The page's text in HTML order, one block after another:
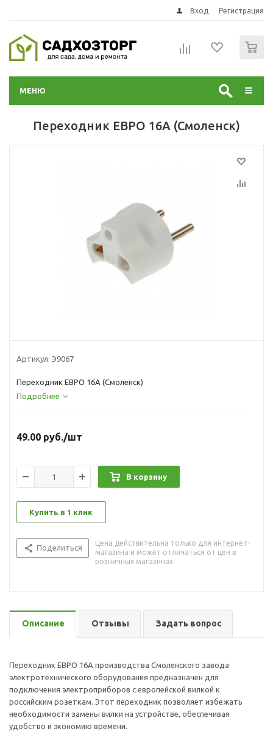
Вход Регистрация
МЕНЮ
Переходник ЕВРО 16А (Смоленск)
Артикул: Э9067
Переходник ЕВРО 16А (Смоленск)
Подробнее
49.00 руб./шт
В корзину
Купить в 1 клик
Поделиться
Цена действительна только для интернет-
магазина и может отличаться от цен в
розничных магазинах
Описание Отзывы Задать вопрос
Переходник ЕВРО 16А производства Смоленского завода
электротехнического оборудования предназначен для
подключения электроприборов с европейской вилкой к
российским розеткам. Этот переходник позволяет избежать
необходимости замены вилки на устройстве, обеспечивая
удобство и экономию времени.